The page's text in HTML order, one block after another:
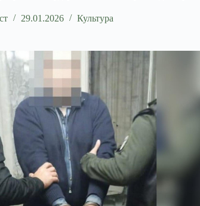
29.01.2026 Культура